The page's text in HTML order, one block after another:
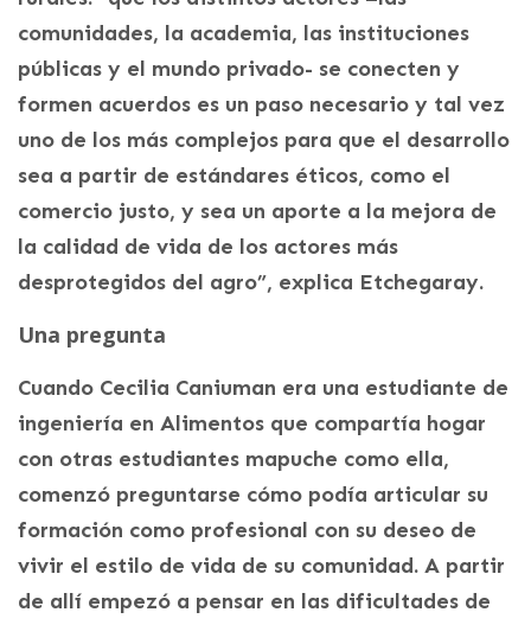
comunidades, la academia, las instituciones
públicas y el mundo privado- se conecten y
formen acuerdos es un paso necesario y tal vez
uno de los más complejos para que el desarrollo
sea a partir de estándares éticos, como el
comercio justo, y sea un aporte a la mejora de
la calidad de vida de los actores más
desprotegidos del agro”, explica Etchegaray.
Una pregunta
Cuando Cecilia Caniuman era una estudiante de
ingeniería en Alimentos que compartía hogar
con otras estudiantes mapuche como ella,
comenzó preguntarse cómo podía articular su
formación como profesional con su deseo de
vivir el estilo de vida de su comunidad. A partir
de allí empezó a pensar en las dificultades de